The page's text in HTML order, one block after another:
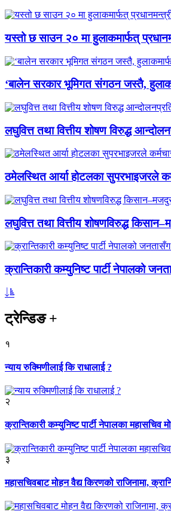
यस्तो छ साउन २० मा हुलाकमार्फत्
‘बालेन सरकार भूमिगत संगठन जस्तै,
लघुवित्त तथा वित्तीय शोषण विरुद्ध
ठमेलस्थित आर्या होटलका सुपरभाइजरले
लघुवित्त तथा वित्तीय शोषणविरुद्ध
क्रान्तिकारी कम्युनिष्ट पार्टी नेपालको
ट्रेन्डिङ+
१
न्याय रुक्मिणीलाई कि राधालाई ?
२
क्रान्तिकारी कम्युनिष्ट पार्टी नेपालका महासचिव
३
महासचिवबाट मोहन वैद्य किरणको राजिनामा,